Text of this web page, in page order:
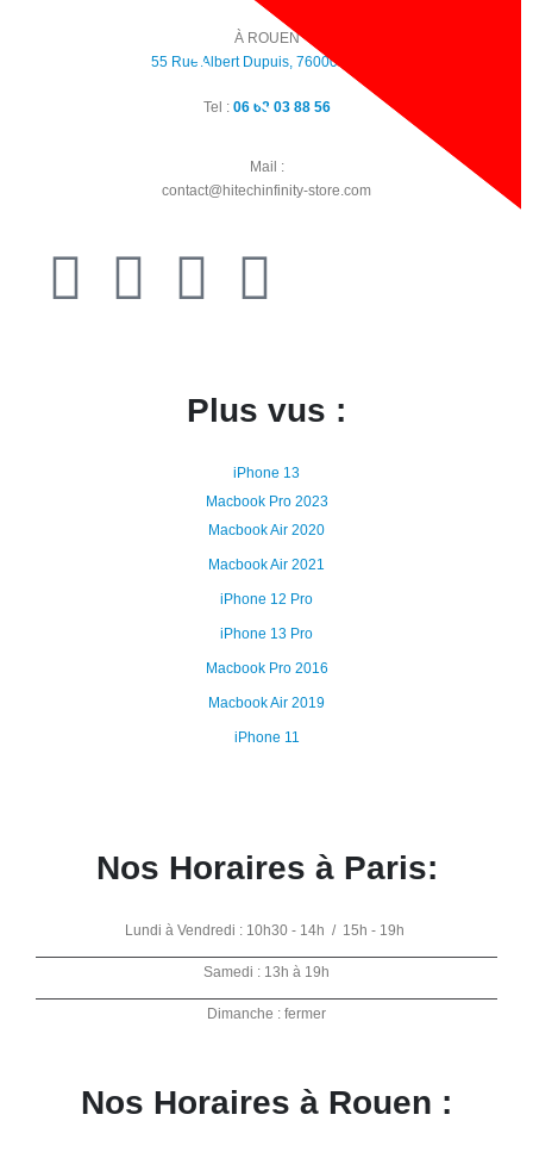
À ROUEN
55 Rue Albert Dupuis, 76000 Rouen
Tel : 06 68 03 88 56
Mail :
contact@hitechinfinity-store.com
Plus vus :
iPhone 13
Macbook Pro 2023
Macbook Air 2020
Macbook Air 2021
iPhone 12 Pro
iPhone 13 Pro
Macbook Pro 2016
Macbook Air 2019
iPhone 11
Nos Horaires à Paris:
Lundi à Vendredi : 10h30 - 14h / 15h - 19h
Samedi : 13h à 19h
Dimanche : fermer
Nos Horaires à Rouen :